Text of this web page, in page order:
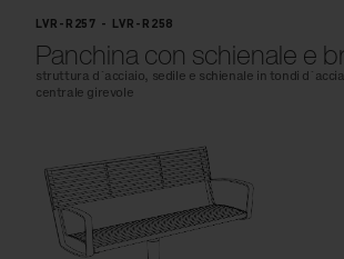
LVR-R257 - LVR-R258
Panchina con schienale e
struttura d´acciaio, sedile e schienale in tondi
centrale girevole